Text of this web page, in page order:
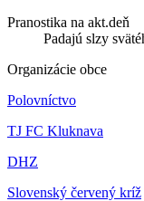
Pranostika na akt.deň
Padajú slzy
Organizácie obce
Polovníctvo
TJ FC Kluknava
DHZ
Slovenský červený kríž